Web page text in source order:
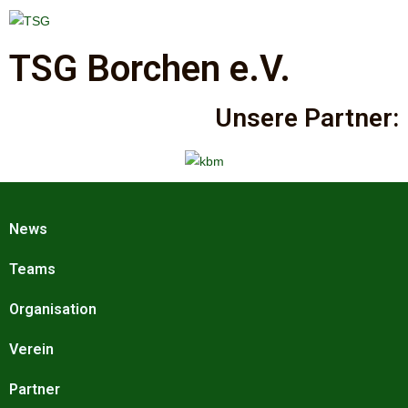
TSG Borchen e.V.
Unsere Partner:
News
Teams
Organisation
Verein
Partner